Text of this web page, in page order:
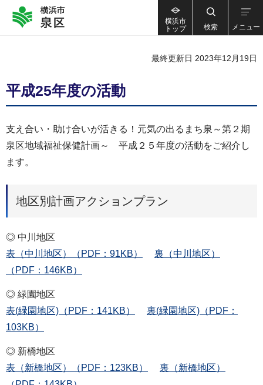
横浜市
トップ
検索 メニュー
最終更新日 2023年12月19日
平成25年度の活動
支え合い・助け合いが活きる！元気の出るまち泉～第２期
泉区地域福祉保健計画～ 平成２５年度の活動をご紹介し
ます。
地区別計画アクションプラン
◎ 中川地区
表（中川地区）（PDF：91KB）
裏（中川地区）
（PDF：146KB）
◎ 緑園地区
表(緑園地区)（PDF：141KB）
裏(緑園地区)（PDF：
103KB）
◎ 新橋地区
表（新橋地区）（PDF：123KB）
裏（新橋地区）